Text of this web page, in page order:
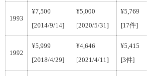
1993
¥7,500
[2014/9/14]
¥5,000
[2020/5/31]
¥5,769
[17件]
1992
¥5,999
[2018/4/29]
¥4,646
[2021/4/11]
¥5,415
[3件]